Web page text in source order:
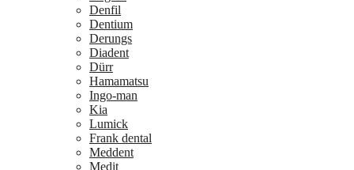
Denfil
Dentium
Derungs
Diadent
Dürr
Hamamatsu
Ingo-man
Kia
Lumick
Frank dental
Meddent
Medit